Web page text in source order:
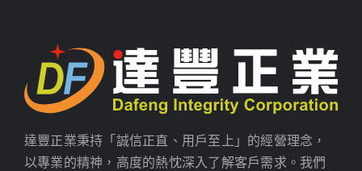
達豐正業秉持「誠信正直、用戶至上」的經營理念，
以專業的精神，高度的熱忱深入了解客戶需求。我們